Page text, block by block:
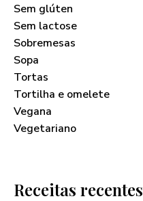
Sem glúten
Sem lactose
Sobremesas
Sopa
Tortas
Tortilha e omelete
Vegana
Vegetariano
Receitas recentes